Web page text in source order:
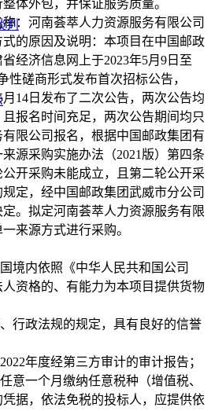
判
体外包，并保证服务质量。
：河南荟萃人力资源服务有限公司
的原因及说明：本项目在中国邮政
经济信息网上于2023年5月9日至
性磋商形式发布首次招标公告，
月14日发布了二次公告，两次公告均
报名时间充足，两次公告期间均只
限公司报名，根据中国邮政集团有
源采购实施办法（2021版）第四条
开采购未能成立，且第二轮公开采
定，经中国邮政集团武威市分公司
。拟定河南荟萃人力资源服务有限
来源方式进行采购。
境内依照《中华人民共和国公司
资格的、有能力为本项目提供货物
行政法规的规定，具有良好的信誉
年度经第三方审计的审计报告；
意一个月缴纳任意税种（增值税、
据，依法免税的投标人，应提供依